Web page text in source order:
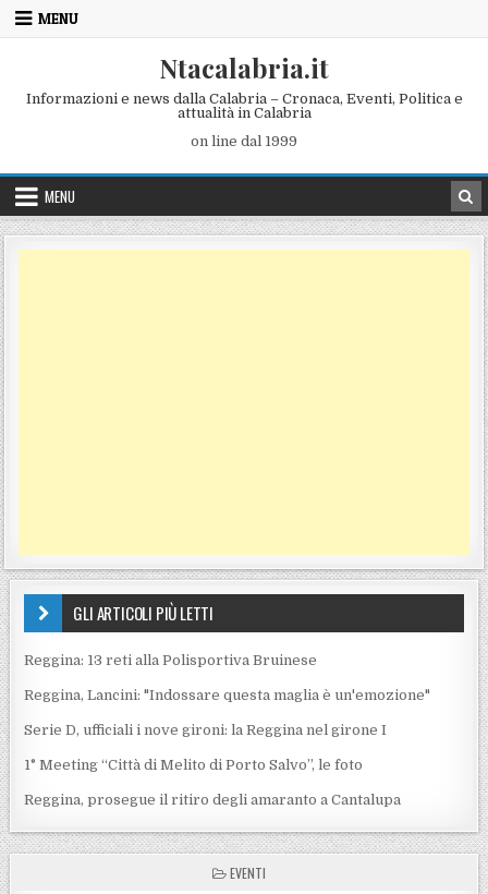
Skip to content
MENU
Ntacalabria.it
Informazioni e news dalla Calabria – Cronaca, Eventi, Politica e
attualità in Calabria
on line dal 1999
MENU
GLI ARTICOLI PIÙ LETTI
Reggina: 13 reti alla Polisportiva Bruinese
Reggina, Lancini: "Indossare questa maglia è un'emozione"
Serie D, ufficiali i nove gironi: la Reggina nel girone I
1° Meeting “Città di Melito di Porto Salvo”, le foto
Reggina, prosegue il ritiro degli amaranto a Cantalupa
POSTED IN
EVENTI